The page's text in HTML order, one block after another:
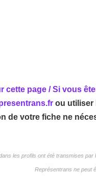
cette page / Si vous
ou utiliser
de votre fiche ne
les profils ont été transmises
Représentrans ne peut